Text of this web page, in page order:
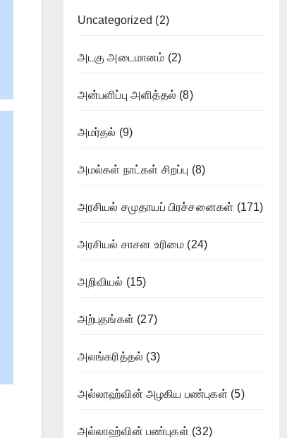
Uncategorized (2)
அடகு அடைமானம் (2)
அன்பளிப்பு அளித்தல் (8)
அமர்தல் (9)
அமல்கள் நாட்கள் சிறப்பு (8)
அரசியல் சமுதாயப் பிரச்சனைகள் (171)
அரசியல் சாசன உரிமை (24)
அறிவியல் (15)
அற்புதங்கள் (27)
அலங்கரித்தல் (3)
அல்லாஹ்வின் அழகிய பண்புகள் (5)
அல்லாஹ்வின் பண்புகள் (32)